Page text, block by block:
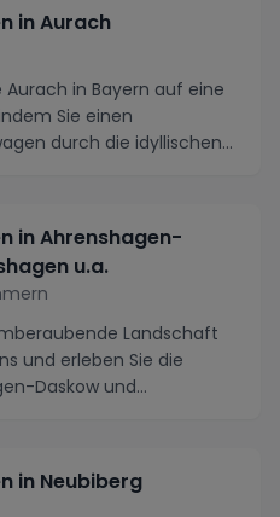
in Aurach
Aurach in Bayern auf eine
Sie einen
durch die idyllischen
in Ahrenshagen-
u.a.
Landschaft
und erleben Sie die
Daskow und
in Neubiberg